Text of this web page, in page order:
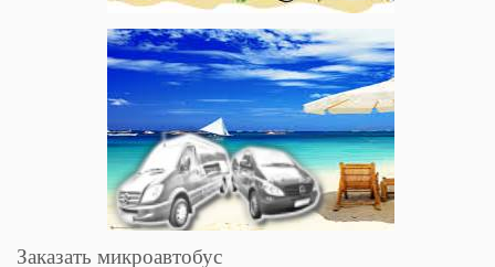
Заказать микроавтобус